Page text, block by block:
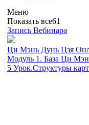
Меню
Показать все61
Запись Вебинара
Ци Мэнь Дунь Цзя
Модуль 1. База Ци
5 Урок.Структуры